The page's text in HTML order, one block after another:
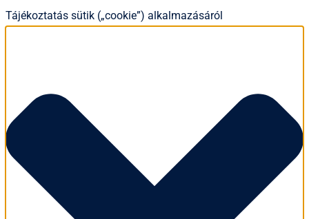
Tájékoztatás sütik („cookie”) alkalmazásáról